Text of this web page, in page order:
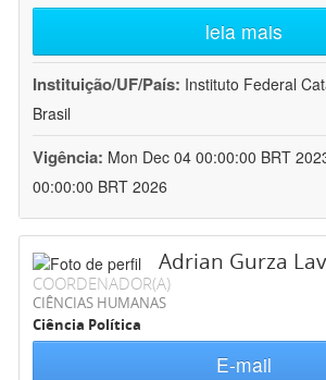
leia mais
Instituição/UF/País: Instituto Federal
Brasil
Vigência: Mon Dec 04 00:00:00 BRT
00:00:00 BRT 2026
Adrian Gurza
COORDENADOR(A)
CIÊNCIAS HUMANAS
Ciência Política
E-mail